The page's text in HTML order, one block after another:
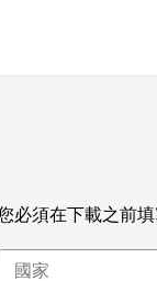
必須在下載之前